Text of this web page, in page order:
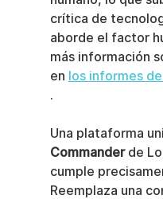
crítica de
aborde el factor
más información
en los informes
.
Una plataforma
Commander de
cumple
Reemplaza una